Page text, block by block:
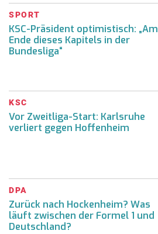
SPORT
KSC-Präsident optimistisch: „Am
Ende dieses Kapitels in der
Bundesliga“
KSC
Vor Zweitliga-Start: Karlsruhe
verliert gegen Hoffenheim
DPA
Zurück nach Hockenheim? Was
läuft zwischen der Formel 1 und
Deutschland?